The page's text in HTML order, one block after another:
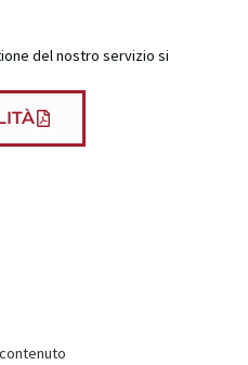
del nostro servizio si